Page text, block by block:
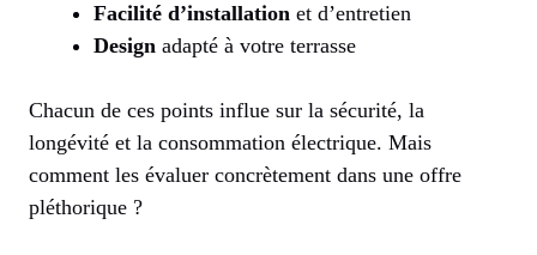
Facilité d’installation et d’entretien
Design adapté à votre terrasse
Chacun de ces points influe sur la sécurité, la
longévité et la consommation électrique. Mais
comment les évaluer concrètement dans une offre
pléthorique ?